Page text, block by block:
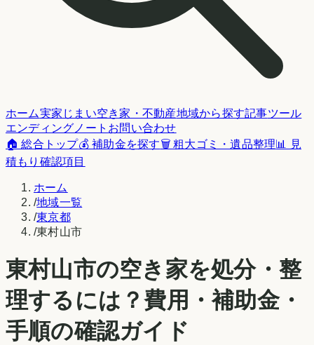
ホーム実家じまい空き家・不動産地域から探す記事ツール
エンディングノート お問い合わせ
🏠 総合トップ💰 補助金を探す🗑️ 粗大ゴミ・遺品整理📊 見
積もり確認項目
ホーム
/地域一覧
/東京都
/東村山市
東村山市の空き家を処分・整
理するには？費用・補助金・
手順の確認ガイド